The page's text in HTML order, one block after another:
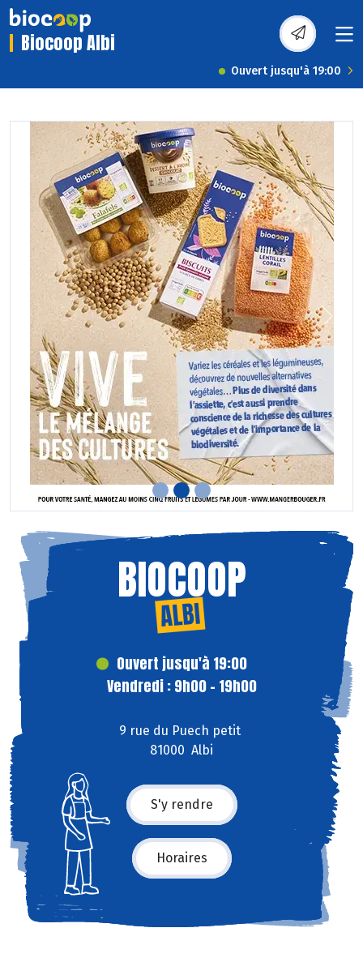
Biocoop Albi
Ouvert jusqu'à 19:00
Previous Next
BIOCOOP
ALBI
Ouvert jusqu'à 19:00
Vendredi : 9h00 - 19h00
9 rue du Puech petit
81000 Albi
S'y rendre
Horaires